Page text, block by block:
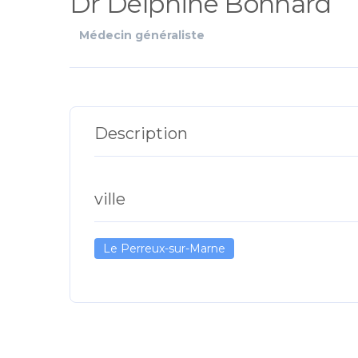
Médecin généraliste
Description
ville
Le Perreux-sur-Marne